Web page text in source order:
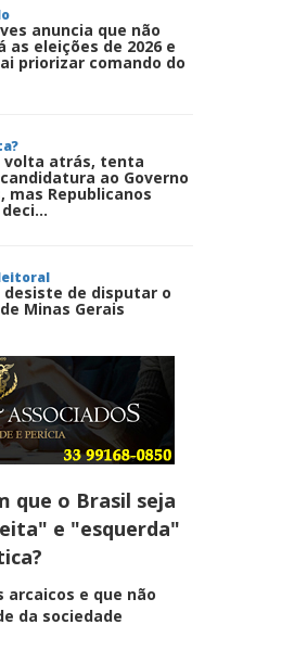
anuncia que não
as eleições de 2026 e
priorizar comando do
volta atrás, tenta
ao Governo
mas Republicanos
desiste de disputar o
Minas Gerais
Alimentícia: entenda
como solicitar
oferece escuta em
para jovens no SUS
que o Brasil seja
e "esquerda"
arcaicos e que não
da sociedade